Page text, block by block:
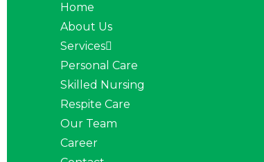
Home
About Us
Services
Personal Care
Skilled Nursing
Respite Care
Our Team
Career